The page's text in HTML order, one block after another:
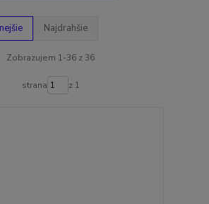
Najdrahšie
Zobrazujem 1-36 z 36
strana z 1